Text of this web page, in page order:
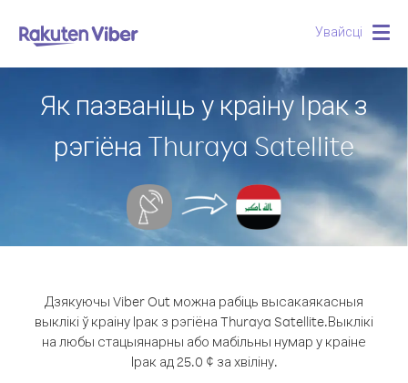
Увайсці
Як пазваніць у краіну Ірак з
рэгіёна Thuraya Satellite
Дзякуючы Viber Out можна рабіць высакаякасныя
выклікі ў краіну Ірак з рэгіёна Thuraya Satellite.Выклікі
на любы стацыянарны або мабільны нумар у краіне
Ірак ад 25.0 ¢ за хвіліну.